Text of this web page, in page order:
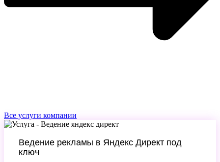
Все услуги компании
Ведение рекламы в Яндекс Директ под
ключ